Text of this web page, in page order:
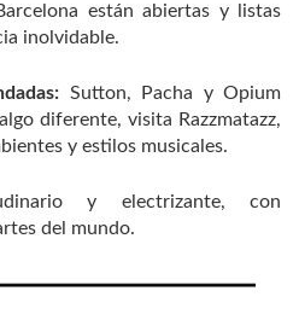
están abiertas y listas
inolvidable.
Sutton, Pacha y Opium
diferente, visita Razzmatazz,
y estilos musicales.
y electrizante, con
del mundo.